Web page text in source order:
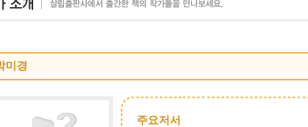
미경
주요저서